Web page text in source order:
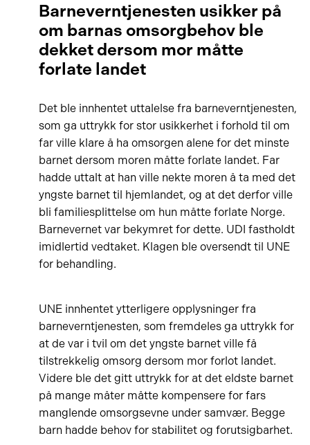
Barneverntjenesten usikker på
om barnas omsorgbehov ble
dekket dersom mor måtte
forlate landet
Det ble innhentet uttalelse fra barneverntjenesten,
som ga uttrykk for stor usikkerhet i forhold til om
far ville klare å ha omsorgen alene for det minste
barnet dersom moren måtte forlate landet. Far
hadde uttalt at han ville nekte moren å ta med det
yngste barnet til hjemlandet, og at det derfor ville
bli familiesplittelse om hun måtte forlate Norge.
Barnevernet var bekymret for dette. UDI fastholdt
imidlertid vedtaket. Klagen ble oversendt til UNE
for behandling.
UNE innhentet ytterligere opplysninger fra
barneverntjenesten, som fremdeles ga uttrykk for
at de var i tvil om det yngste barnet ville få
tilstrekkelig omsorg dersom mor forlot landet.
Videre ble det gitt uttrykk for at det eldste barnet
på mange måter måtte kompensere for fars
manglende omsorgsevne under samvær. Begge
barn hadde behov for stabilitet og forutsigbarhet.